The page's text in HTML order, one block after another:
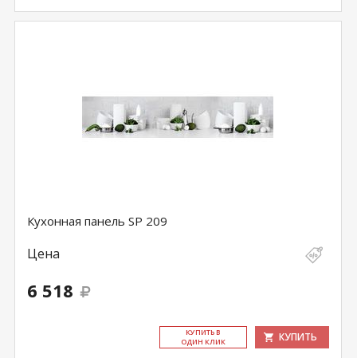
Кухонная панель SP 209
Цена
6 518
КУ­ПИТЬ В
ОДИН КЛИК
КУПИТЬ